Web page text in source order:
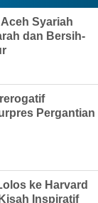
Syariah
dan Bersih-
Pergantian
ke Harvard
Inspiratif